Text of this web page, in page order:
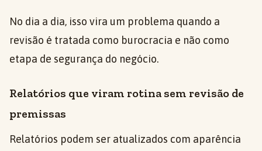
No dia a dia, isso vira um problema quando a
revisão é tratada como burocracia e não como
etapa de segurança do negócio.
Relatórios que viram rotina sem revisão de
premissas
Relatórios podem ser atualizados com aparência